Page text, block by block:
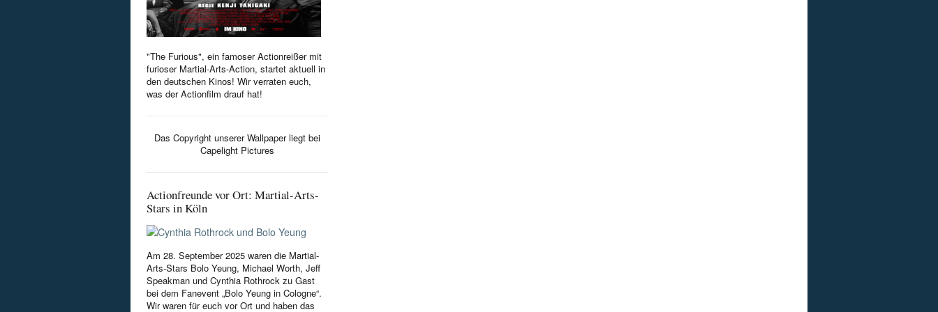
"The Furious", ein famoser Actionreißer mit
furioser Martial-Arts-Action, startet aktuell in
den deutschen Kinos! Wir verraten euch,
was der Actionfilm drauf hat!
Das Copyright unserer Wallpaper liegt bei
Capelight Pictures
Actionfreunde vor Ort: Martial-Arts-
Stars in Köln
Am 28. September 2025 waren die Martial-
Arts-Stars Bolo Yeung, Michael Worth, Jeff
Speakman und Cynthia Rothrock zu Gast
bei dem Fanevent „Bolo Yeung in Cologne“.
Wir waren für euch vor Ort und haben das